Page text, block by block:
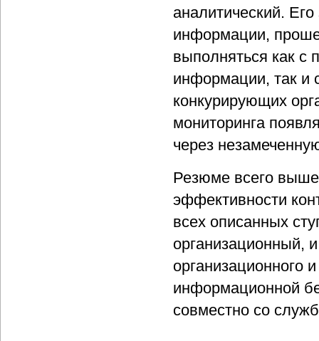
аналитический.
информации,
выполняться как
информации, так и
конкурирующих
мониторинга
через
Резюме всего
эффективности
всех описанных
организационный,
организационного
информационной
совместно со